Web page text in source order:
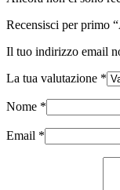
Recensisci per primo
Il tuo indirizzo email
La tua valutazione *
Nome *
Email *